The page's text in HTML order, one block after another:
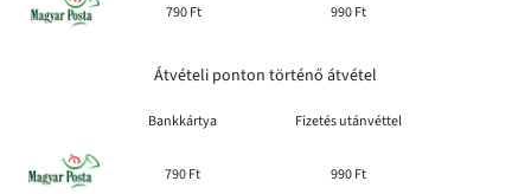
790 Ft 990 Ft
Átvételi ponton történő átvétel
Bankkártya Fizetés utánvéttel
790 Ft 990 Ft